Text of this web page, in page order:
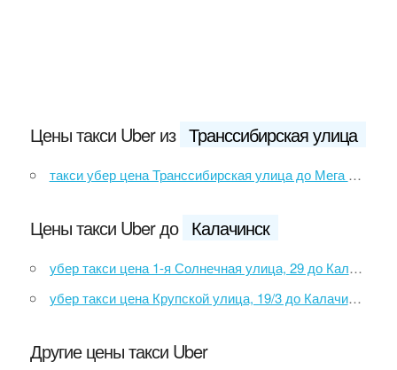
Цены такси Uber из Транссибирская улица
такси убер цена Транссибирская улица до Мега Омск
Цены такси Uber до Калачинск
убер такси цена 1-я Солнечная улица, 29 до Калачинск
убер такси цена Крупской улица, 19/3 до Калачинск
Другие цены такси Uber